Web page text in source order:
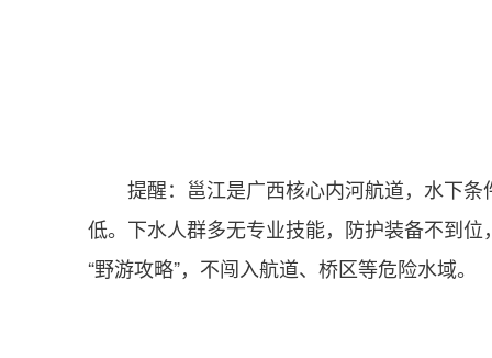
提醒：邕江是广西核心内河航道，水下
低。下水人群多无专业技能，防护装备不到
“野游攻略”，不闯入航道、桥区等危险水域。